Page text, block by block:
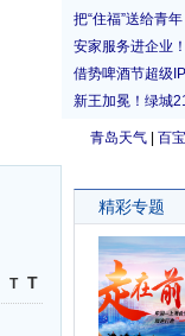
青岛天气 百
T T